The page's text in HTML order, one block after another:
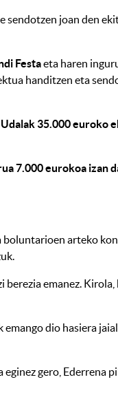
joan den
Festaeta haren
handitzen eta
Udalak 35.000 euroko
7.000 eurokoa izan
arteko
emanez.
dio hasiera
gero,